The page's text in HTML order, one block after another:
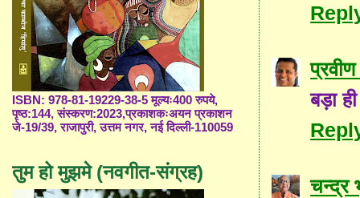
बड़ा
चन्द्र
ISBN: 978-81-19229-38-5 मूल्यः400 रुपये,
पृष्ठ:144, संस्करण:2023,प्रकाशकःअयन प्रकाशन
जे-19/39, राजापुरी, उत्तम नगर, नई दिल्ली-110059
तुम हो मुझमे (नवगीत-संग्रह)